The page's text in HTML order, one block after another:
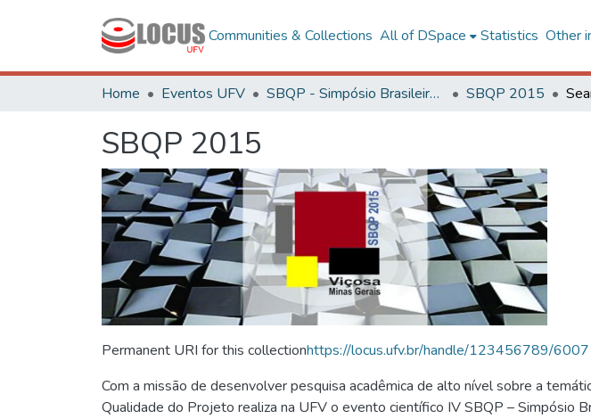
Communities & Collections All of DSpace Statistics Other
Home Eventos UFV SBQP - Simpósio Brasileiro de Qualidade do Projeto no Ambiente Construído SBQP 2015
SBQP 2015
Permanent URI for this collectionhttps://locus.ufv.br/handle/123456789/6007
Com a missão de desenvolver pesquisa acadêmica de alto nível sobre a
Qualidade do Projeto realiza na UFV o evento científico IV SBQP – Simpósio